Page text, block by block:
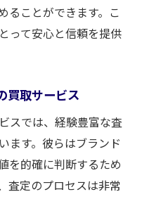
容
ービスの魅力
かすには
のメリット
査定と高価買取の秘
の秘訣
ることができます。こ
って安心と信頼を提供
買取サービス
スでは、経験豊富な査
ます。彼らはブランド
を的確に判断するため
査定のプロセスは非常